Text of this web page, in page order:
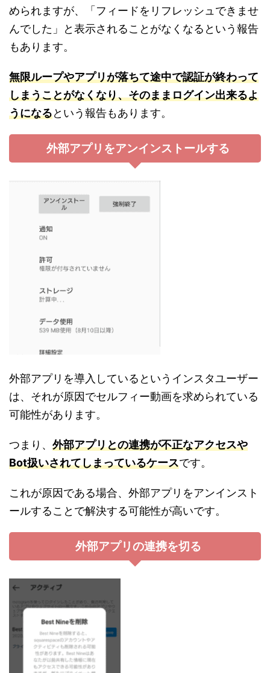
められますが、「フィードをリフレッシュできませ
んでした」と表示されることがなくなるという報告
もあります。
無限ループやアプリが落ちて途中で認証が終わって
しまうことがなくなり、そのままログイン出来るよ
うになるという報告もあります。
外部アプリをアンインストールする
外部アプリを導入しているというインスタユーザー
は、それが原因でセルフィー動画を求められている
可能性があります。
つまり、 外部アプリとの連携が不正なアクセスや
Bot扱いされてしまっているケースです。
これが原因である場合、外部アプリをアンインスト
ールすることで解決する可能性が高いです。
外部アプリの連携を切る